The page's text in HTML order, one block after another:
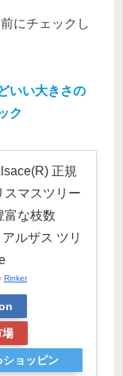
にチェックし
いい大きさの
ク
正規
スマスツリー
富な枝数
ルザス ツリ
Rinker
場
ョッピン